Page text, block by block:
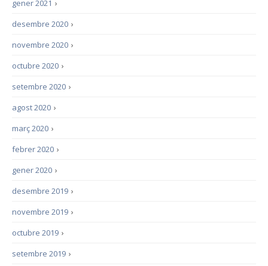
›
gener 2021
›
desembre 2020
›
novembre 2020
›
octubre 2020
›
setembre 2020
›
agost 2020
›
març 2020
›
febrer 2020
›
gener 2020
›
desembre 2019
›
novembre 2019
›
octubre 2019
›
setembre 2019